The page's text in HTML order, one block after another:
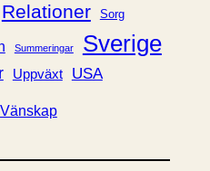
Relationer Sorg
Summeringar Sverige
Uppväxt USA
Vänskap